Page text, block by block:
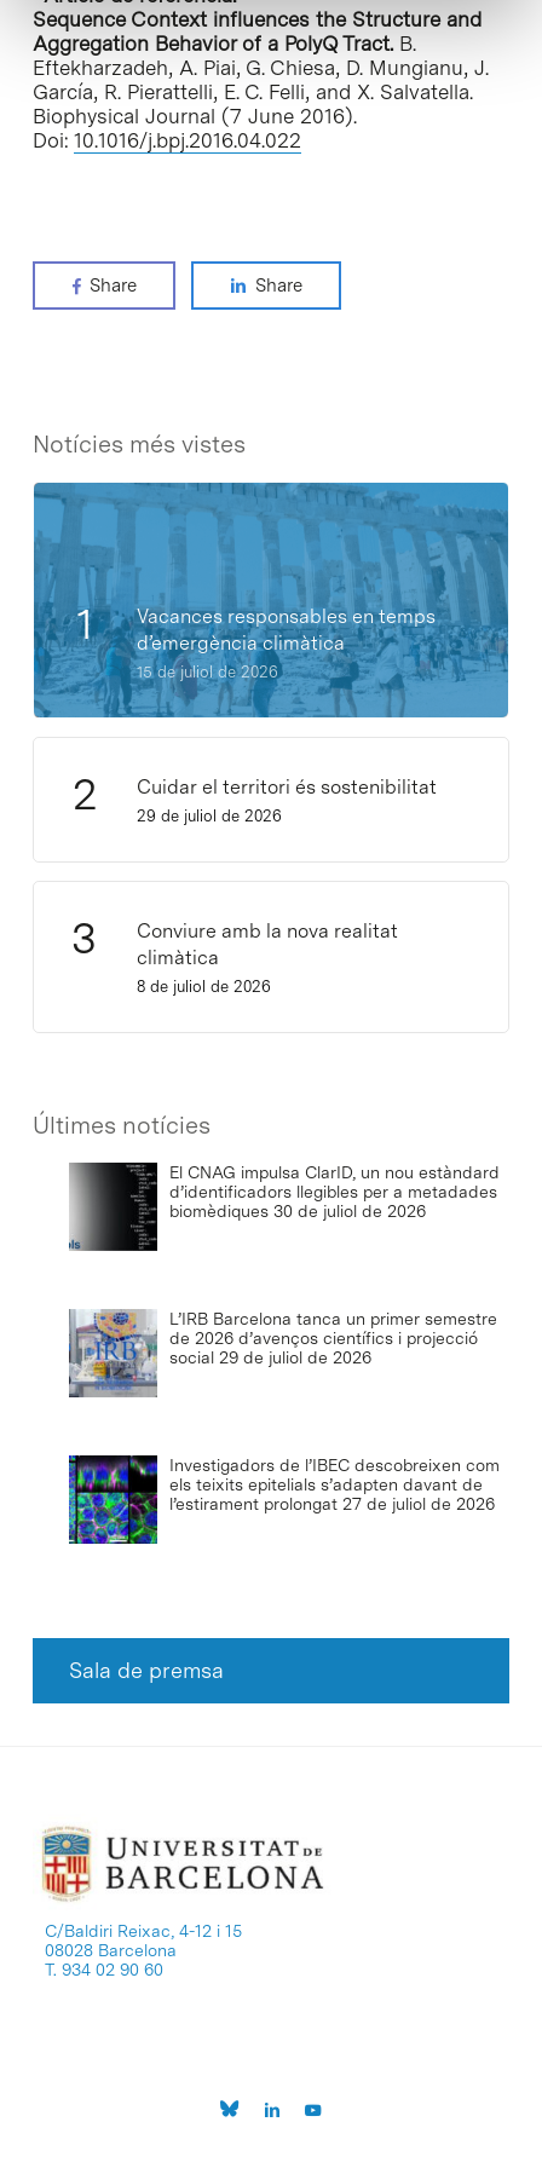
Sequence Context influences the Structure and
Aggregation Behavior of a PolyQ Tract.B.
Eftekharzadeh, A. Piai, G. Chiesa, D. Mungianu, J.
García, R. Pierattelli, E. C. Felli, and X. Salvatella.
Biophysical Journal (7 June 2016).
Doi: 10.1016/j.bpj.2016.04.022
Share Share
Notícies més vistes
Vacances responsables en temps
d’emergència climàtica
15 de juliol de 2026
Cuidar el territori és sostenibilitat
29 de juliol de 2026
Conviure amb la nova realitat
climàtica
8 de juliol de 2026
Últimes notícies
El CNAG impulsa ClarID, un nou estàndard
d’identificadors llegibles per a metadades
biomèdiques 30 de juliol de 2026
L’IRB Barcelona tanca un primer semestre
de 2026 d’avenços científics i projecció
social 29 de juliol de 2026
Investigadors de l’IBEC descobreixen com
els teixits epitelials s’adapten davant de
l’estirament prolongat 27 de juliol de 2026
Sala de premsa
C/Baldiri Reixac, 4-12 i 15
08028 Barcelona
T. 934 02 90 60